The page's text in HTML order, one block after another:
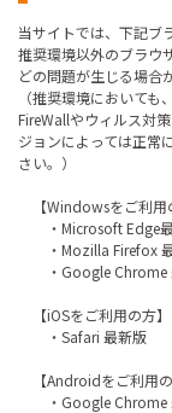
当サイトでは、下記ブ
推奨環境以外のブラウ
どの問題が生じる場合
（推奨環境においても
FireWallやウィルス対
ジョンによっては正常
さい。）
【Windowsをご利用
・Microsoft Edge
・Mozilla Firefox
・Google Chrome
【iOSをご利用の方】
・Safari 最新版
【Androidをご利用の
・Google Chrome